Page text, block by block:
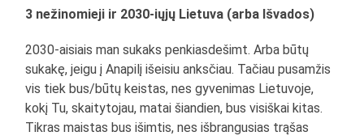
3 nežinomieji ir 2030-iųjų Lietuva (arba Išvados)
2030-aisiais man sukaks penkiasdešimt. Arba būtų
sukakę, jeigu į Anapilį išeisiu anksčiau. Tačiau pusamžis
vis tiek bus/būtų keistas, nes gyvenimas Lietuvoje,
kokį Tu, skaitytojau, matai šiandien, bus visiškai kitas.
Tikras maistas bus išimtis, nes išbrangusias trąšas